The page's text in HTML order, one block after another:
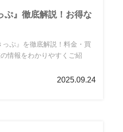
ぷ』徹底解説！お得な
ぷ』を徹底解説！料金・買
情報をわかりやすくご紹
2025.09.24